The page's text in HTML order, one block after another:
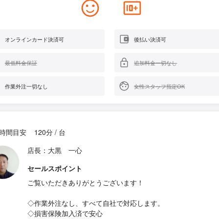
オンラインカード決済可 後払い決済可
最低料金保証 追加料金一切なし
作業外注一切なし 女性スタッフ指定OK
間目安
120分 / 台
店長：大黒 一心
セールスポイント
ご覧いただきありがとうございます！
◇作業外注なし、すべて自社で対応します。
◇損害保険加入済で安心